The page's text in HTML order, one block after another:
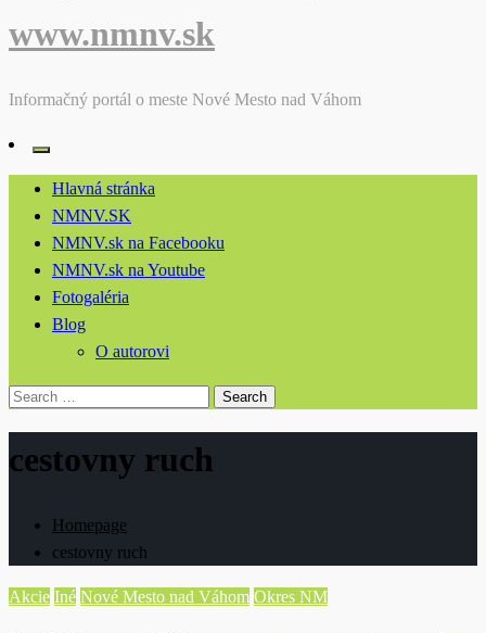
www.nmnv.sk
Informačný portál o meste Nové Mesto nad Váhom
Hlavná stránka
NMNV.SK
NMNV.sk na Facebooku
NMNV.sk na Youtube
Fotogaléria
Blog
O autorovi
Search
cestovny ruch
Homepage
cestovny ruch
Akcie Iné Nové Mesto nad Váhom Okres NM